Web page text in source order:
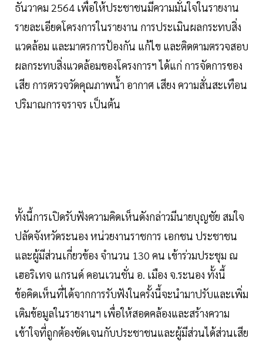
ธันวาคม 2564 เพื่อให้ประชาชนมีความมั่นใจในรายงาน
รายละเอียดโครงการในรายงาน การประเมินผลกระทบสิ่ง
แวดล้อม และมาตรการป้องกัน แก้ไข และติดตามตรวจสอบ
ผลกระทบสิ่งแวดล้อมของโครงการฯ ได้แก่ การจัดการของ
เสีย การตรวจวัดคุณภาพน้ำ อากาศ เสียง ความสั่นสะเทือน
ปริมาณการจราจร เป็นต้น
ทั้งนี้การเปิดรับฟังความคิดเห็นดังกล่าวมีนายบุญชัย สมใจ
ปลัดจังหวัดระนอง หน่วยงานราชการ เอกชน ประชาชน
และผู้มีส่วนเกี่ยวข้อง จำนวน 130 คน เข้าร่วมประชุม ณ
เฮอริเทจ แกรนด์ คอนเวนชั่น อ. เมือง จ.ระนอง ทั้งนี้
ข้อคิดเห็นที่ได้จากการรับฟังในครั้งนี้จะนำมาปรับและเพิ่ม
เติมข้อมูลในรายงานฯ เพื่อให้สอดคล้องและสร้างความ
เข้าใจที่ถูกต้องชัดเจนกับประชาชนและผู้มีส่วนได้ส่วนเสีย